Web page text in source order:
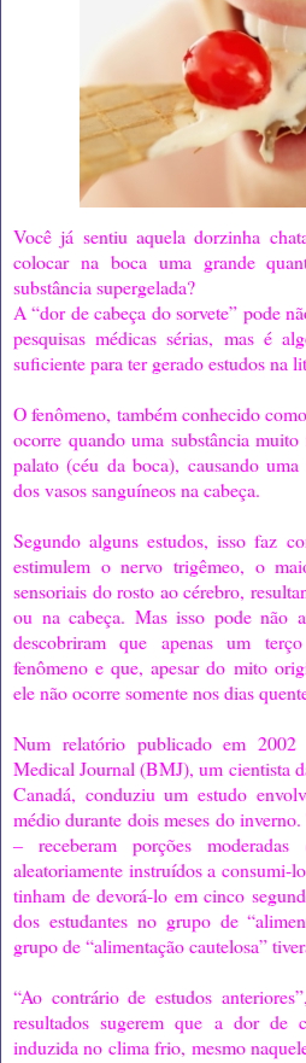
Você já sentiu aquela dorzinha
colocar na boca uma grande
substância supergelada?
A “dor de cabeça do sorvete” pode
pesquisas médicas sérias, mas é
suficiente para ter gerado estudos na
O fenômeno, também conhecido
ocorre quando uma substância
palato (céu da boca), causando
dos vasos sanguíneos na cabeça.
Segundo alguns estudos, isso faz
estimulem o nervo trigêmeo, o
sensoriais do rosto ao cérebro,
ou na cabeça. Mas isso pode não
descobriram que apenas um
fenômeno e que, apesar do mito
ele não ocorre somente nos dias
Num relatório publicado em
Medical Journal (BMJ), um cientista
Canadá, conduziu um estudo
médio durante dois meses do
– receberam porções
aleatoriamente instruídos a consumi-
tinham de devorá-lo em cinco
dos estudantes no grupo de
grupo de “alimentação cautelosa”
“Ao contrário de estudos
resultados sugerem que a dor de
induzida no clima frio, mesmo